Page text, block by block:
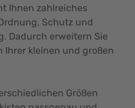
Ihnen zahlreiches
Schutz und
Dadurch erweitern Sie
Ihrer kleinen und großen
Größen